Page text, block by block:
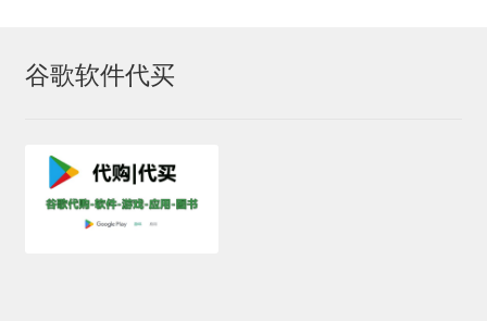
谷歌软件代买